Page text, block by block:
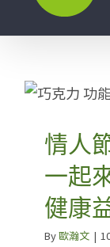
情人
一起
健康
By歐瀚文 |